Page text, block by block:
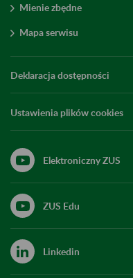
Mienie zbędne
Mapa serwisu
Deklaracja dostępności
Ustawienia plików cookies
Elektroniczny ZUS
ZUS Edu
Linkedin